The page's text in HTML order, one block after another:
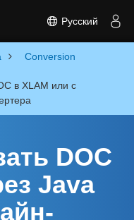
Русский
Conversion
в XLAM или с
DOC
Java